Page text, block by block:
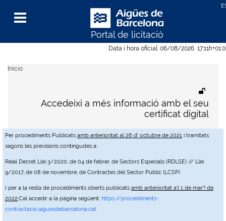
Data i hora oficial: 06/08/2026 17:11h
Per procediments Publicats amb anterioritat al 26 d' octubre de 2021 i tramitats
segons les previsions contingudes a:
Reial Decret Llei 3/2020, de 04 de febrer, de Sectors Especials (RDLSE) // Llei
9/2017, de 08 de novembre, de Contractes del Sector Públic (LCSP)
I per a la resta de procediments oberts publicats amb anterioritat a'l 1 de mar? de
2022,Cal accedir a la pàgina següent: https://procediments-
contractacio.aiguesdebarcelona.cat
Portal de licitació
Menu
Accedeixi a més informació amb el seu
certificat digital
Inicio